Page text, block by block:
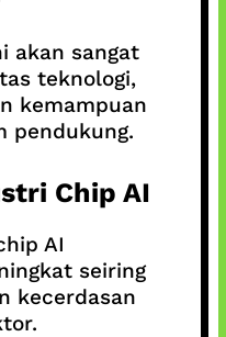
akan sangat
teknologi,
kemampuan
pendukung.
Chip AI
AI
seiring
kecerdasan